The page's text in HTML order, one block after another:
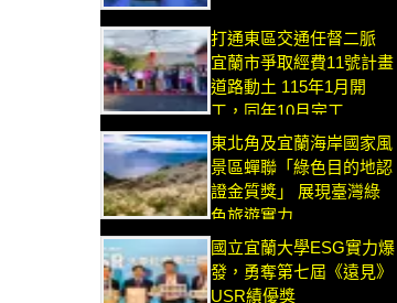
打通東區交通任督二脈
宜蘭市爭取經費11號計畫
道路動土 115年1月開
工，同年10月完工
東北角及宜蘭海岸國家風
景區蟬聯「綠色目的地認
證金質獎」 展現臺灣綠
色旅遊實力
國立宜蘭大學ESG實力爆
發，勇奪第七屆《遠見》
USR績優獎